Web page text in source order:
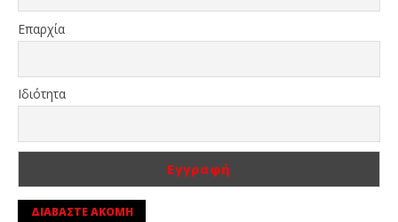
Επαρχία
Ιδιότητα
ΔΙΑΒΑΣΤΕ ΑΚΟΜΗ